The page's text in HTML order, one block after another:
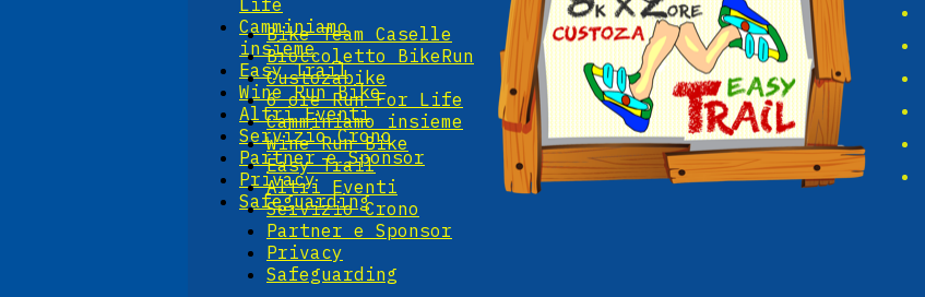
Life
Camminiamo
insieme
Easy Trail
Wine Run Bike
Altri Eventi
Servizio Crono
Partner e Sponsor
Privacy
Safeguarding
Bike Team Caselle
Broccoletto BikeRun
Custozabike
6 ore Run For Life
Camminiamo insieme
Wine Run Bike
Easy Trail
Altri Eventi
Servizio Crono
Partner e Sponsor
Privacy
Safeguarding